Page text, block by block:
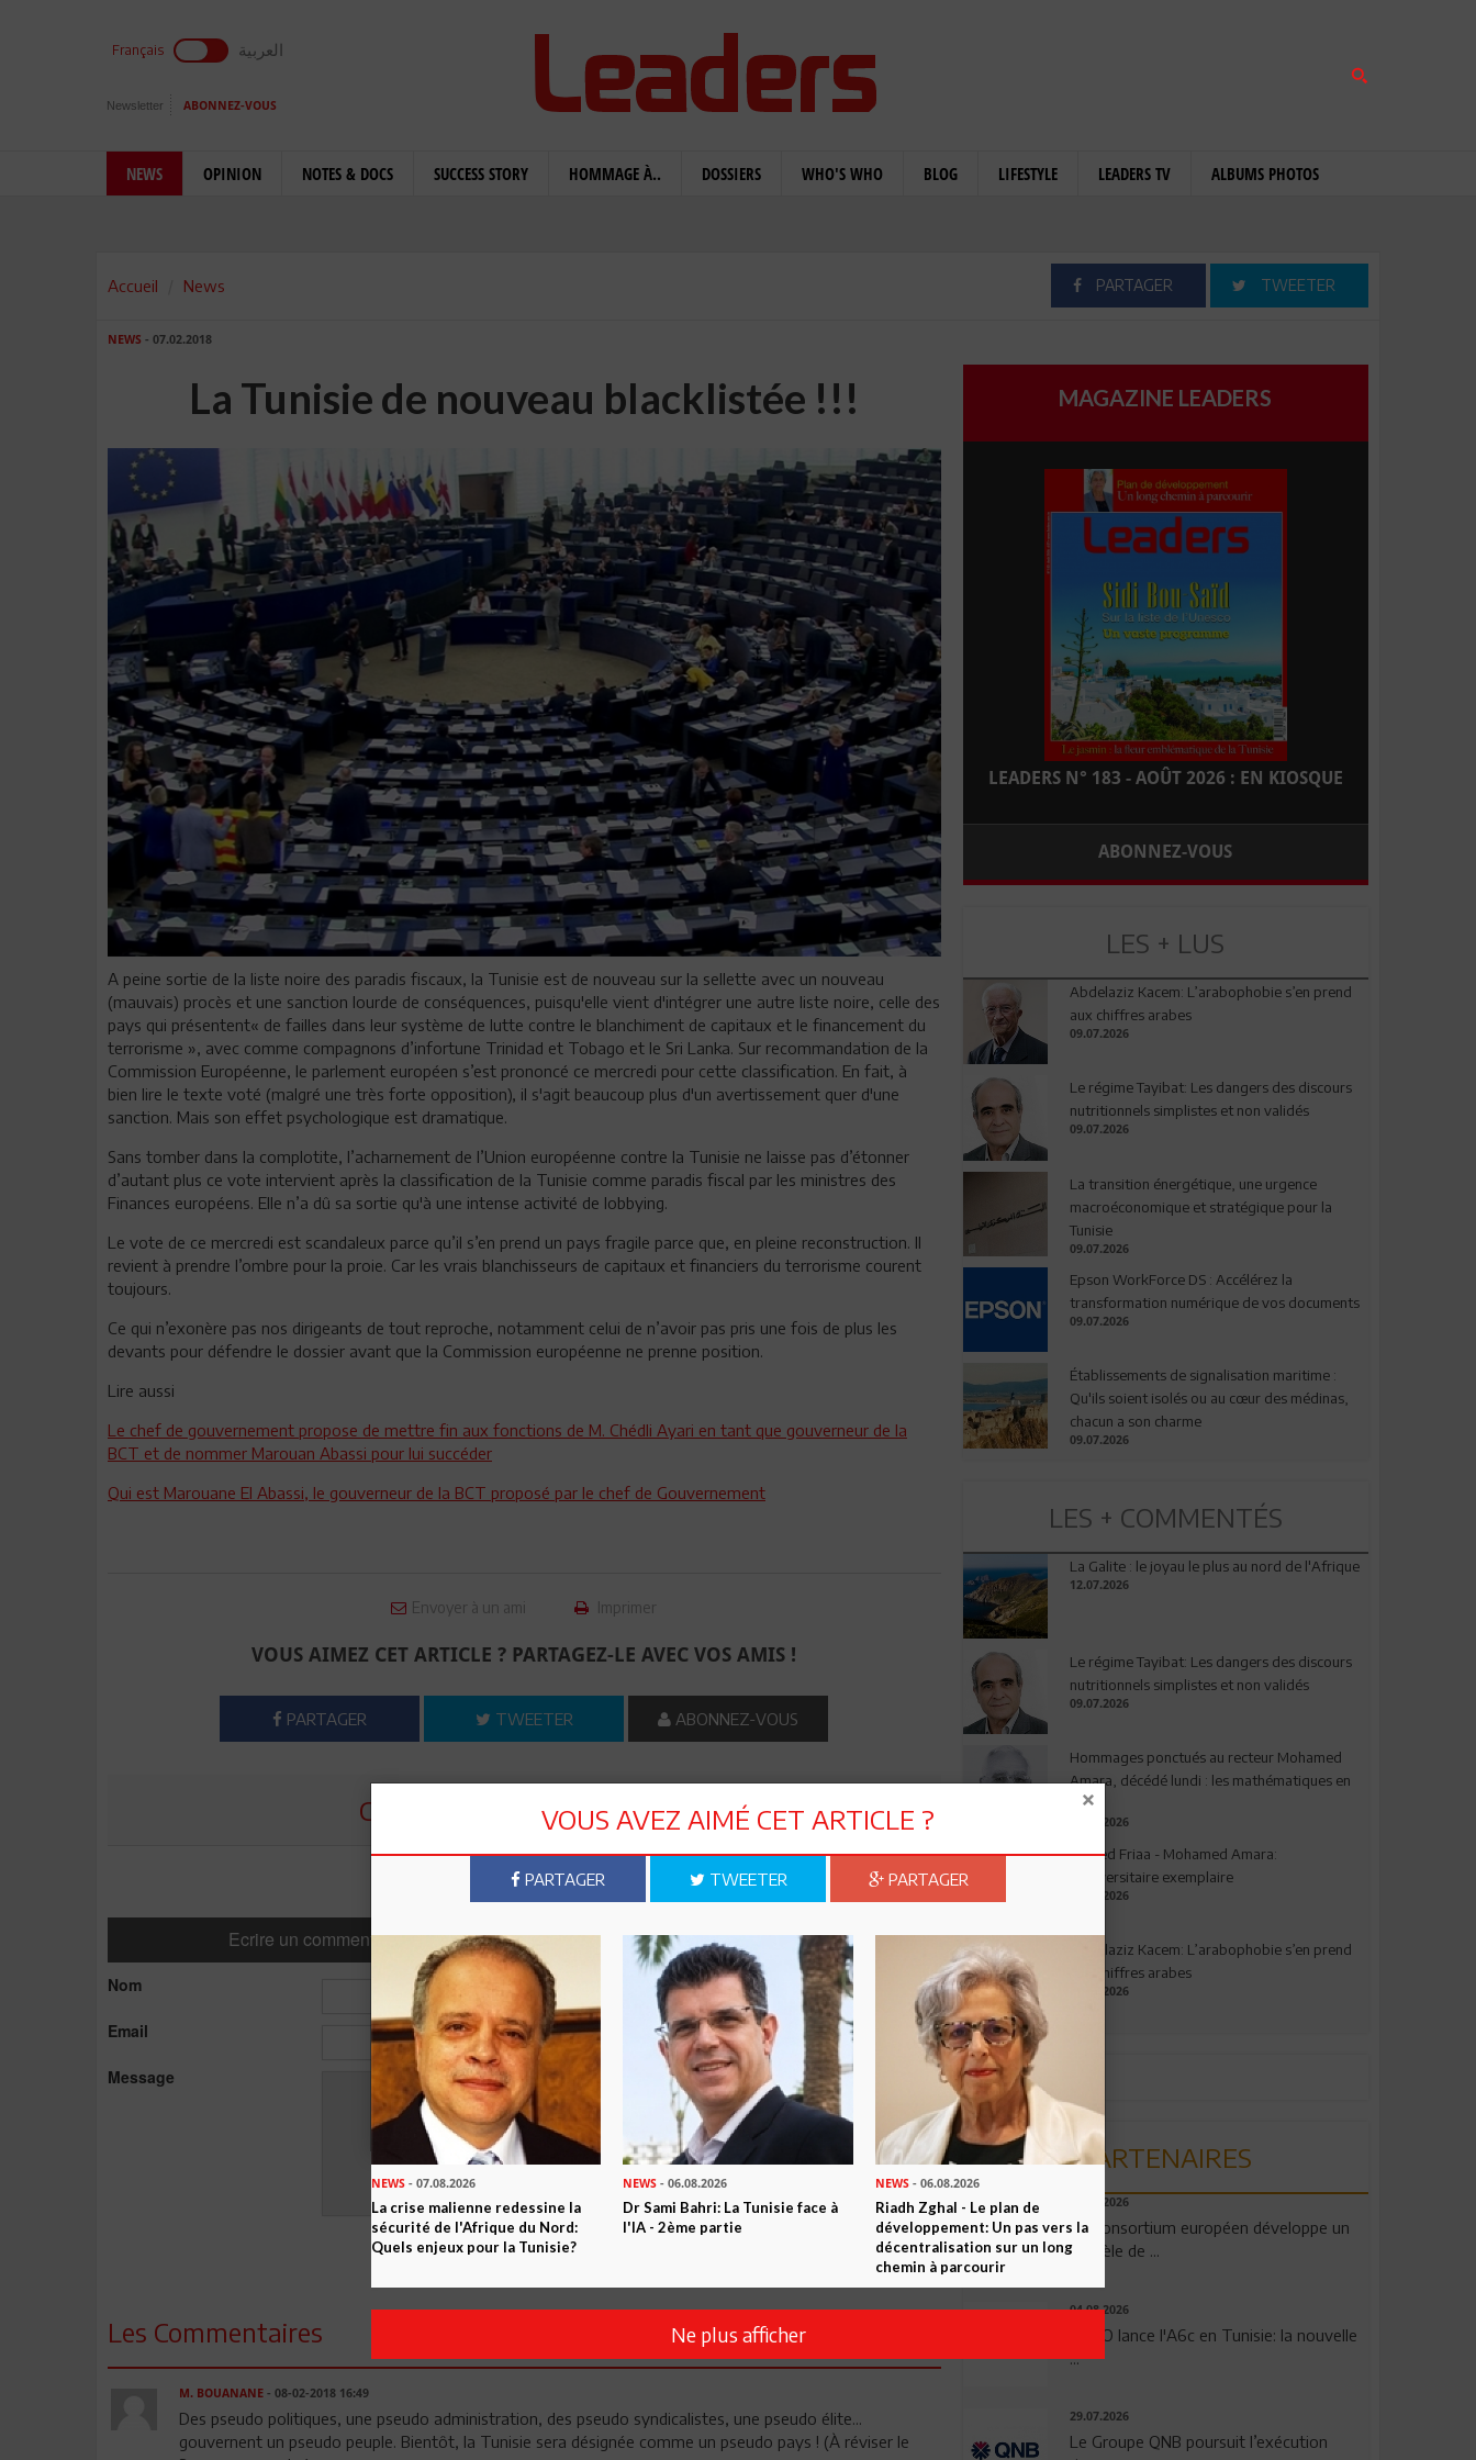
Français العربية
Newsletter ABONNEZ-VOUS
NEWS OPINION NOTES & DOCS SUCCESS STORY HOMMAGE À.. DOSSIERS WHO'S WHO BLOG LIFESTYLE LEADERS TV ALBUMS PHOTOS
Accueil News PARTAGER TWEETER
NEWS - 07.02.2018
La Tunisie de nouveau blacklistée !!!
A peine sortie de la liste noire des paradis fiscaux, la Tunisie est de nouveau sur la sellette avec un nouveau
(mauvais) procès et une sanction lourde de conséquences, puisqu'elle vient d'intégrer une autre liste noire, celle des
pays qui présentent« de failles dans leur système de lutte contre le blanchiment de capitaux et le financement du
terrorisme », avec comme compagnons d’infortune Trinidad et Tobago et le Sri Lanka. Sur recommandation de la
Commission Européenne, le parlement européen s’est prononcé ce mercredi pour cette classification. En fait, à
bien lire le texte voté (malgré une très forte opposition), il s'agit beaucoup plus d'un avertissement quer d'une
sanction. Mais son effet psychologique est dramatique.
Sans tomber dans la complotite, l’acharnement de l’Union européenne contre la Tunisie ne laisse pas d’étonner
d’autant plus ce vote intervient après la classification de la Tunisie comme paradis fiscal par les ministres des
Finances européens. Elle n’a dû sa sortie qu'à une intense activité de lobbying.
Le vote de ce mercredi est scandaleux parce qu’il s’en prend un pays fragile parce que, en pleine reconstruction. Il
revient à prendre l’ombre pour la proie. Car les vrais blanchisseurs de capitaux et financiers du terrorisme courent
toujours.
Ce qui n’exonère pas nos dirigeants de tout reproche, notamment celui de n’avoir pas pris une fois de plus les
devants pour défendre le dossier avant que la Commission européenne ne prenne position.
Lire aussi
Le chef de gouvernement propose de mettre fin aux fonctions de M. Chédli Ayari en tant que gouverneur de la
BCT et de nommer Marouan Abassi pour lui succéder
Qui est Marouane El Abassi, le gouverneur de la BCT proposé par le chef de Gouvernement
Envoyer à un ami Imprimer
VOUS AIMEZ CET ARTICLE ? PARTAGEZ-LE AVEC VOS AMIS !
PARTAGER TWEETER ABONNEZ-VOUS
COMMENTER CET ARTICLE
Commentaire
Ecrire un commentaire Commenter
Nom
Email
Message
Envoyer
Les Commentaires
M. BOUANANE- 08-02-2018 16:49
Des pseudo politiques, une pseudo administration, des pseudo syndicalistes, une pseudo élite...
gouvernent un pseudo peuple. Bientôt, la Tunisie sera désignée comme un pseudo pays ! (À réviser le
MAGAZINE LEADERS
LEADERS N° 183 - AOÛT 2026 : EN KIOSQUE
ABONNEZ-VOUS
LES + LUS
Abdelaziz Kacem: L’arabophobie s’en prend
aux chiffres arabes
09.07.2026
Le régime Tayibat: Les dangers des discours
nutritionnels simplistes et non validés
09.07.2026
La transition énergétique, une urgence
macroéconomique et stratégique pour la
Tunisie
09.07.2026
Epson WorkForce DS : Accélérez la
transformation numérique de vos documents
09.07.2026
Établissements de signalisation maritime :
Qu'ils soient isolés ou au cœur des médinas,
chacun a son charme
09.07.2026
LES + COMMENTÉS
La Galite : le joyau le plus au nord de l'Afrique
12.07.2026
Le régime Tayibat: Les dangers des discours
nutritionnels simplistes et non validés
09.07.2026
Hommages ponctués au recteur Mohamed
Amara, décédé lundi : les mathématiques en
deuil
03.08.2026
Ahmed Friaa - Mohamed Amara:
l’Universitaire exemplaire
04.08.2026
Abdelaziz Kacem: L’arabophobie s’en prend
aux chiffres arabes
09.07.2026
PARTENAIRES
06.08.2026
Un consortium européen développe un
modèle de ...
04.08.2026
OPPO lance l'A6c en Tunisie: la nouvelle
...
29.07.2026
Le Groupe QNB poursuit l’exécution
VOUS AVEZ AIMÉ CET ARTICLE ?
PARTAGER TWEETER PARTAGER
NEWS - 07.08.2026
La crise malienne redessine la
sécurité de l'Afrique du Nord:
Quels enjeux pour la Tunisie?
NEWS - 06.08.2026
Dr Sami Bahri: La Tunisie face à
l'IA - 2ème partie
NEWS- 06.08.2026
Riadh Zghal - Le plan de
développement: Un pas vers la
décentralisation sur un long
chemin à parcourir
Ne plus afficher